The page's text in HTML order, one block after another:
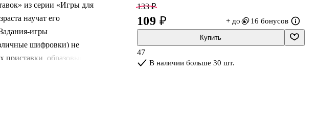
из серии «Игры для
научат его
игры
шифровки) не
приставки, образовывать
предназначена
работы детей 7-11
133 ₽
109 ₽ + до 16 бонусов
Купить
47
В наличии больше 30 шт.